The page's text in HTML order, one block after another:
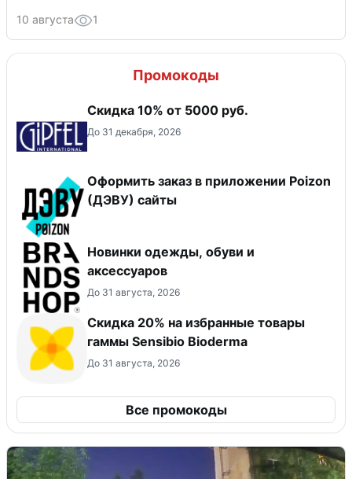
10 августа 1
Промокоды
Скидка 10% от 5000 руб.
До 31 декабря, 2026
Оформить заказ в приложении Poizon
(ДЭВУ) сайты
Новинки одежды, обуви и
аксессуаров
До 31 августа, 2026
Скидка 20% на избранные товары
гаммы Sensibio Bioderma
До 31 августа, 2026
Все промокоды